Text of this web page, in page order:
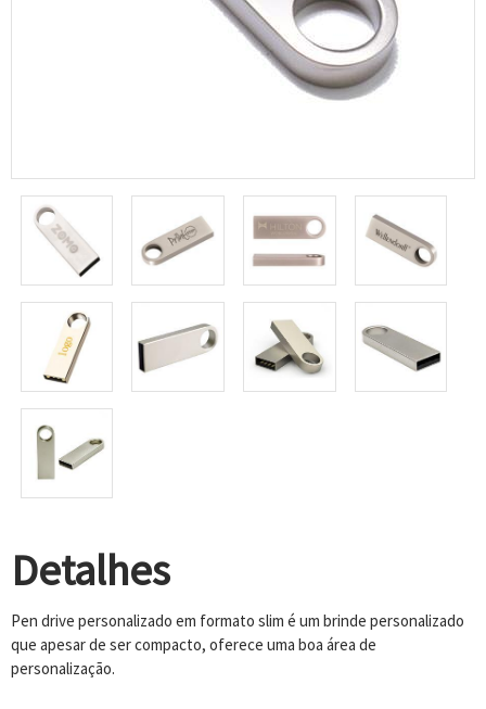
Detalhes
Pen drive personalizado em formato slim é um brinde personalizado
que apesar de ser compacto, oferece uma boa área de
personalização.